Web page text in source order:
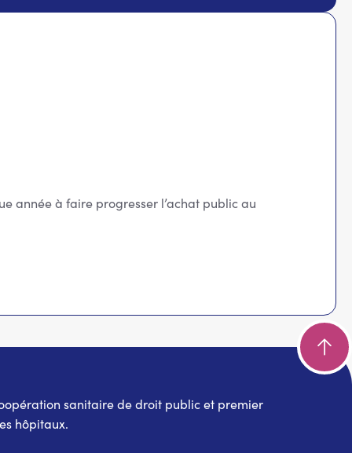
année à faire progresser l’achat public au
sanitaire de droit public et premier
hôpitaux.